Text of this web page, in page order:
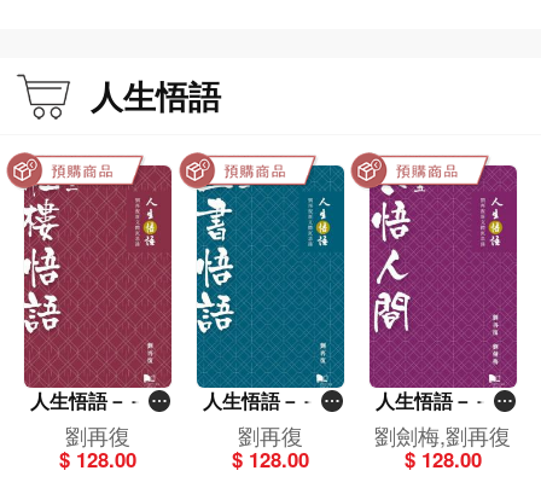
人生悟語
人生悟語－－劉
再復新文體沉思
錄（卷二：紅樓
劉再復
$ 128.00
人生悟語－－劉
再復新文體沉思
錄（卷一：三書
劉再復
$ 128.00
人生悟語－－劉
再復新文體沉思
錄（卷五：共悟
劉劍梅,劉再復
$ 128.00